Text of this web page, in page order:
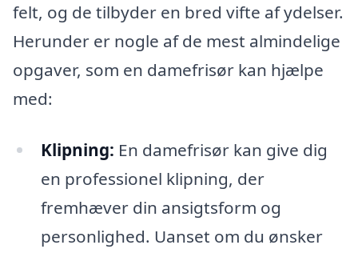
felt, og de tilbyder en bred vifte af ydelser.
Herunder er nogle af de mest almindelige
opgaver, som en damefrisør kan hjælpe
med:
Klipning: En damefrisør kan give dig
en professionel klipning, der
fremhæver din ansigtsform og
personlighed. Uanset om du ønsker